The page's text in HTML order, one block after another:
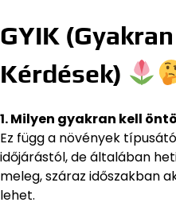
GYIK
Kérdések)
1. Milyen gyakran kell
Ez függ a növények
időjárástól, de általában
meleg, száraz időszakban
lehet.